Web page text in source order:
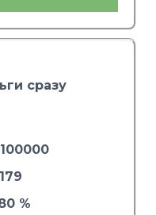
сразу
100000
179
%